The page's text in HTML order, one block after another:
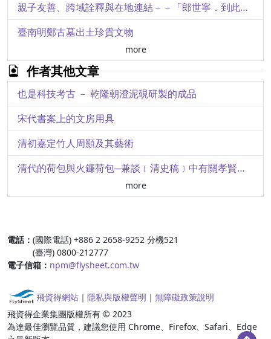
親子友善、跨域詮釋與在地連結－－「郎世寧．到此藝遊」教育巡迴展
臺南明鄭古墓出土珍貴文物
國立故宮博物院新藏花押印考略
倪瓚〈雨後空林〉之惑－－一段真偽的接受史
院藏明戴進《太平樂事》冊賞析
淺說中世紀迄近現代西洋圖書發展－－兼記若干袖珍版本類型
巾箱本的雅與俗
more
作者其他文章
也是科技考古 － 乾隆朝澄泥硯研製的成品
宋代書案上的文房用具
清初嘉定竹人周顥及其藝術
清代的荷包與火鐮荷包─兼談﹝清史稿﹞中有關孝賢純皇后的記載
風骨猶昔─玉丁寧館捐贈牙骨竹木雕器選萃之三
風骨猶昔─玉丁寧館捐贈牙骨竹木雕器選萃之二
風骨猶昔─玉丁寧館捐贈牙骨竹木雕器選萃
「漢代的文具」補續
more
電話： (國際電話) +886 2 2658-9252 分機521
(臺灣) 0800-212777
電子信箱： npm@flysheet.com.tw
飛資得網站 ｜ 隱私與版權聲明 ｜ 無障礙政策說明
飛資得企業集團版權所有 © 2023
為達最佳瀏覽品質，建議您使用 Chrome、Firefox、Safari、Edge